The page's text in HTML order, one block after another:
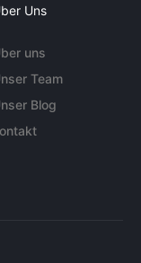
Uns
uns
Team
Blog